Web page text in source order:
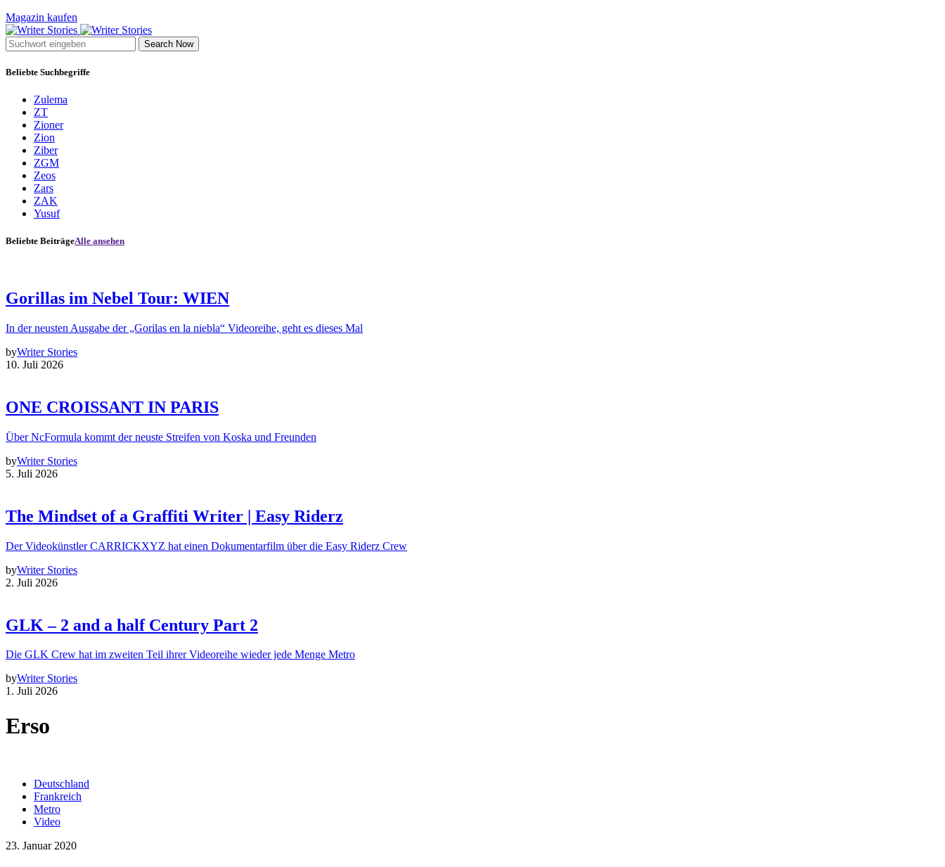
Magazin kaufen
Search Now
Beliebte Suchbegriffe
Zulema
ZT
Zioner
Zion
Ziber
ZGM
Zeos
Zars
ZAK
Yusuf
Beliebte BeiträgeAlle ansehen
Gorillas im Nebel Tour: WIEN
In der neusten Ausgabe der „Gorilas en la niebla“ Videoreihe, geht es dieses Mal
byWriter Stories
10. Juli 2026
ONE CROISSANT IN PARIS
Über NcFormula kommt der neuste Streifen von Koska und Freunden
byWriter Stories
5. Juli 2026
The Mindset of a Graffiti Writer | Easy Riderz
Der Videokünstler CARRICKXYZ hat einen Dokumentarfilm über die Easy Riderz Crew
byWriter Stories
2. Juli 2026
GLK – 2 and a half Century Part 2
Die GLK Crew hat im zweiten Teil ihrer Videoreihe wieder jede Menge Metro
byWriter Stories
1. Juli 2026
Erso
Deutschland
Frankreich
Metro
Video
23. Januar 2020